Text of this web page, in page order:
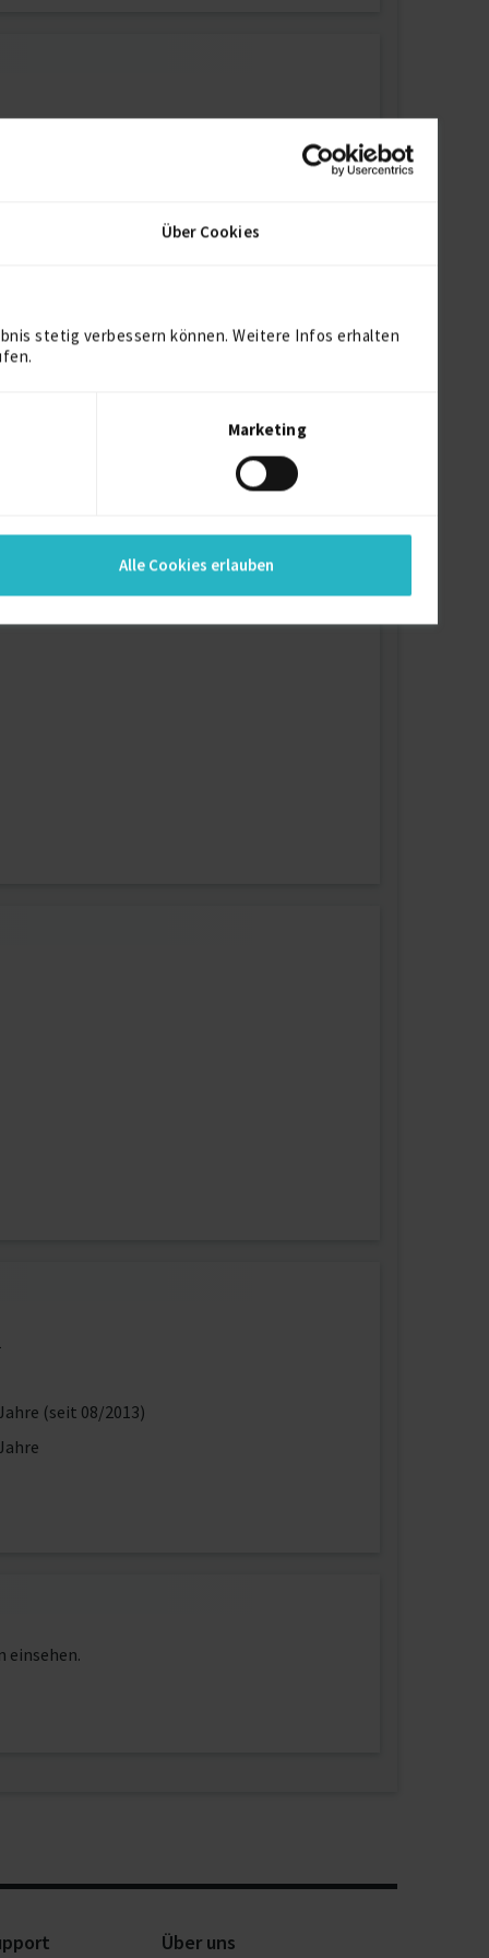
Über Cookies
stetig verbessern können. Weitere Infos erhalten
Marketing
Alle Cookies erlauben
(seit 08/2013)
einsehen.
Über uns